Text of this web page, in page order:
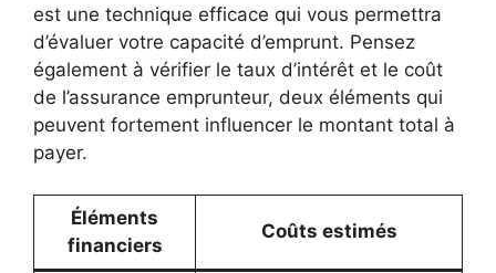
est une technique efficace qui vous permettra
d’évaluer votre capacité d’emprunt. Pensez
également à vérifier le taux d’intérêt et le coût
de l’assurance emprunteur, deux éléments qui
peuvent fortement influencer le montant total à
payer.
Éléments
financiers
Coûts estimés